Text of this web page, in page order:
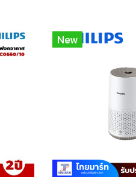
New